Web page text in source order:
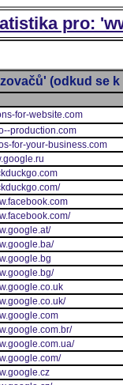
pro:
(odkud se k
for-website.com
production.com
for-your-business.com